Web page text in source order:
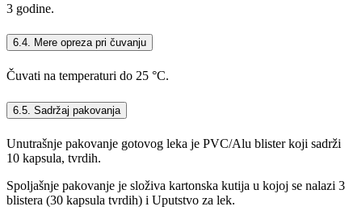
3 godine.
6.4. Mere opreza pri čuvanju
Čuvati na temperaturi do 25 °C.
6.5. Sadržaj pakovanja
Unutrašnje pakovanje gotovog leka je PVC/Alu blister koji sadrži
10 kapsula, tvrdih.
Spoljašnje pakovanje je složiva kartonska kutija u kojoj se nalazi 3
blistera (30 kapsula tvrdih) i Uputstvo za lek.